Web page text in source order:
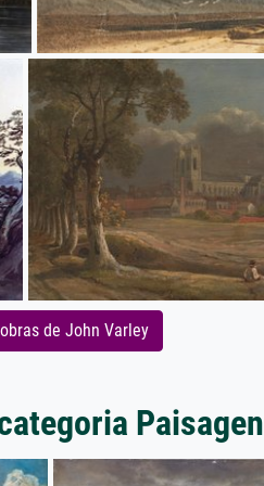
de John Varley